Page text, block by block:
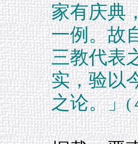
家有庆典
一例。故
三教代表
实，验以
之论。」(